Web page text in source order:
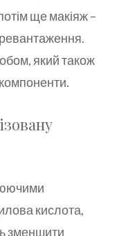
ще макіяж –
який також
кислота,
зменшити